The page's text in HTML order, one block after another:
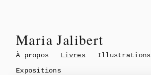
Maria Jalibert
À propos Livres Illustrations
Expositions